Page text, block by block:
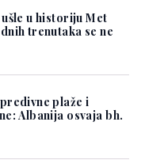
u historiju Met
trenutaka se ne
plaže i
Albanija osvaja bh.